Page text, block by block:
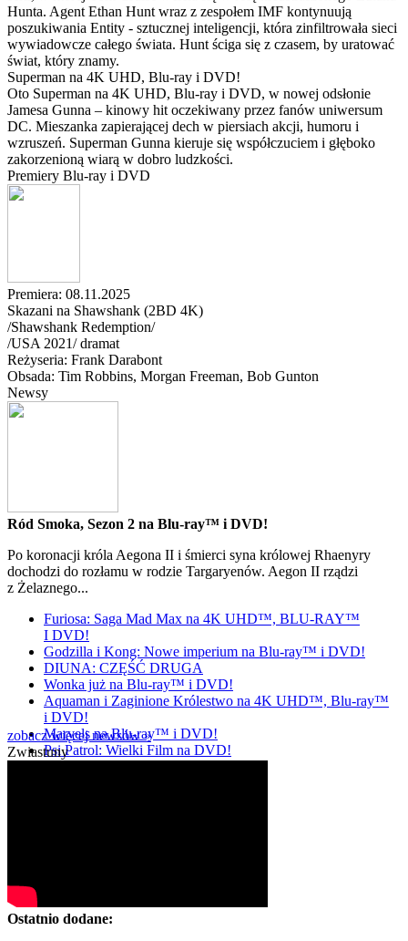
Hunta. Agent Ethan Hunt wraz z zespołem IMF kontynuują
poszukiwania Entity - sztucznej inteligencji, która zinfiltrowała sieci
wywiadowcze całego świata. Hunt ściga się z czasem, by uratować
świat, który znamy.
Superman na 4K UHD, Blu-ray i DVD!
Oto Superman na 4K UHD, Blu-ray i DVD, w nowej odsłonie
Jamesa Gunna – kinowy hit oczekiwany przez fanów uniwersum
DC. Mieszanka zapierającej dech w piersiach akcji, humoru i
wzruszeń. Superman Gunna kieruje się współczuciem i głęboko
zakorzenioną wiarą w dobro ludzkości.
Premiery Blu-ray i DVD
Premiera: 08.11.2025
Skazani na Shawshank (2BD 4K)
/Shawshank Redemption/
/USA 2021/dramat
Reżyseria: Frank Darabont
Obsada: Tim Robbins, Morgan Freeman, Bob Gunton
Newsy
Ród Smoka, Sezon 2 na Blu-ray™ i DVD!
Po koronacji króla Aegona II i śmierci syna królowej Rhaenyry
dochodzi do rozłamu w rodzie Targaryenów. Aegon II rządzi
z Żelaznego...
Furiosa: Saga Mad Max na 4K UHD™, BLU-RAY™
I DVD!
Godzilla i Kong: Nowe imperium na Blu-ray™ i DVD!
DIUNA: CZĘŚĆ DRUGA
Wonka już na Blu-ray™ i DVD!
Aquaman i Zaginione Królestwo na 4K UHD™, Blu-ray™
i DVD!
Marvels na Blu-ray™ i DVD!
Psi Patrol: Wielki Film na DVD!
zobacz więcej newsów »
Zwiastuny
Ostatnio dodane: